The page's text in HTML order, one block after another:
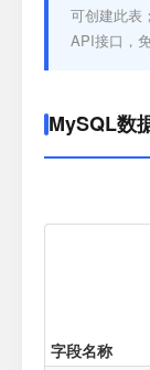
可创建此表
API接口，
MySQL数
字段名称